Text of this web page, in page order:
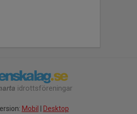
idrottsföreningar
Mobil Desktop